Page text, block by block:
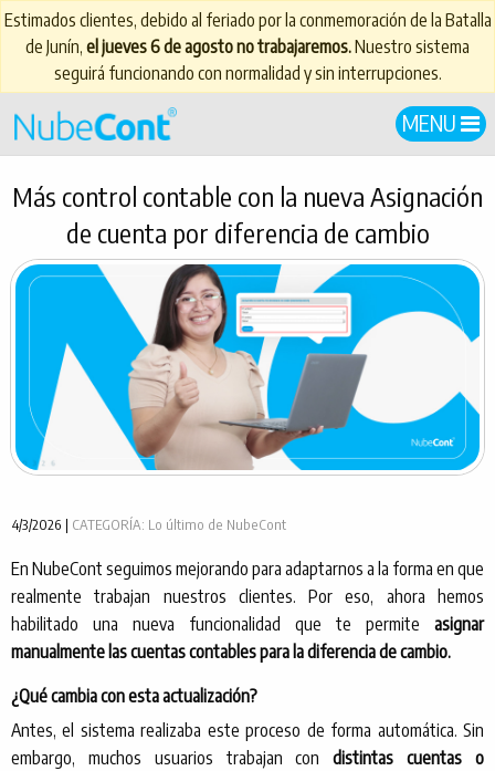
Estimados clientes, debido al feriado por la conmemoración de la Batalla
de Junín, el jueves 6 de agosto no trabajaremos.Nuestro sistema
seguirá funcionando con normalidad y sin interrupciones.
MENU
Más control contable con la nueva Asignación
de cuenta por diferencia de cambio
4/3/2026 | CATEGORÍA: Lo último de NubeCont
En NubeCont seguimos mejorando para adaptarnos a la forma en que
realmente trabajan nuestros clientes. Por eso, ahora hemos
habilitado una nueva funcionalidad que te permite asignar
manualmente las cuentas contables para la diferencia de cambio.
¿Qué cambia con esta actualización?
Antes, el sistema realizaba este proceso de forma automática. Sin
embargo, muchos usuarios trabajan condistintas cuentas o